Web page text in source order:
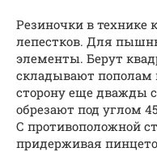
Резиночки в технике
лепестков. Для
элементы. Берут
складывают пополам
сторону еще дважды
обрезают под углом
С противоположной
придерживая